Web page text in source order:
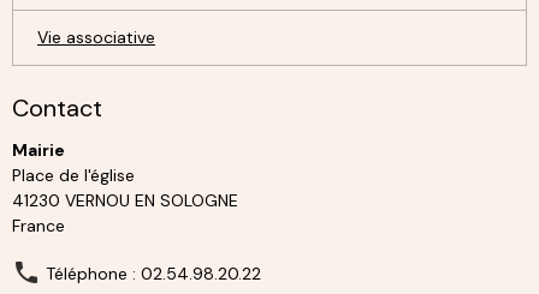
Vie associative
Contact
Mairie
Place de l'église
41230 VERNOU EN SOLOGNE
France
Téléphone : 02.54.98.20.22